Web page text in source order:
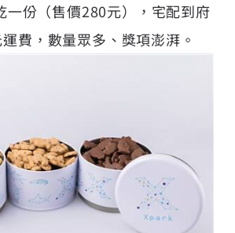
一份（售價280元），宅配到府
費，數量眾多、獎項澎湃。